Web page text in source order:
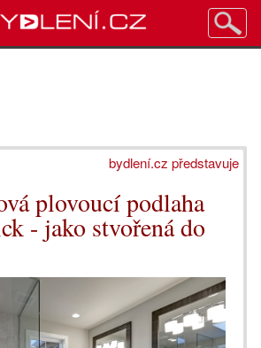
bydlení.cz představuje
plovoucí podlaha
- jako stvořená do